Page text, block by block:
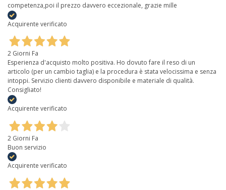
competenza,poi il prezzo davvero eccezionale, grazie mille
Acquirente verificato
2 Giorni Fa
Esperienza d'acquisto molto positiva. Ho dovuto fare il reso di un
articolo (per un cambio taglia) e la procedura è stata velocissima e senza
intoppi. Servizio clienti davvero disponibile e materiale di qualità.
Consigliato!
Acquirente verificato
2 Giorni Fa
Buon servizio
Acquirente verificato